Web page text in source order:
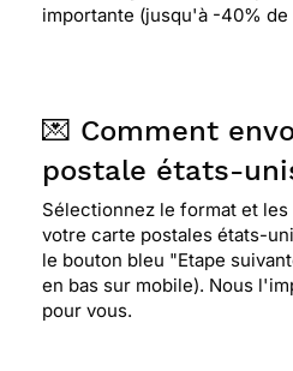
importante (jusqu'à -40%
💌 Comment
postale états-
Sélectionnez le format et
votre carte postales états-
le bouton bleu "Etape
en bas sur mobile). Nous
pour vous.